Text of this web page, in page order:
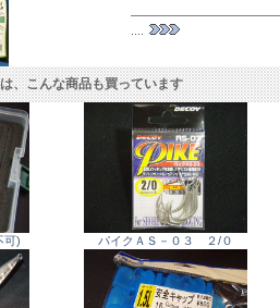
、こんな商品も買っています
可) パイクＡＳ－０３ ２/０